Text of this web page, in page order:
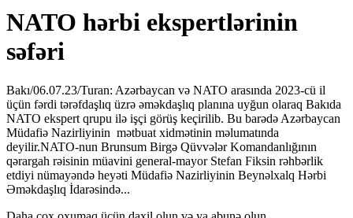
NATO hərbi ekspertlərinin
səfəri
Bakı/06.07.23/Turan: Azərbaycan və NATO arasında 2023-cü il
üçün fərdi tərəfdaşlıq üzrə əməkdaşlıq planına uyğun olaraq Bakıda
NATO ekspert qrupu ilə işçi görüş keçirilib. Bu barədə Azərbaycan
Müdafiə Nazirliyinin mətbuat xidmətinin məlumatında
deyilir.NATO-nun Brunsum Birgə Qüvvələr Komandanlığının
qərargah rəisinin müavini general-mayor Stefan Fiksin rəhbərlik
etdiyi nümayəndə heyəti Müdafiə Nazirliyinin Beynəlxalq Hərbi
Əməkdaşlıq İdarəsində...